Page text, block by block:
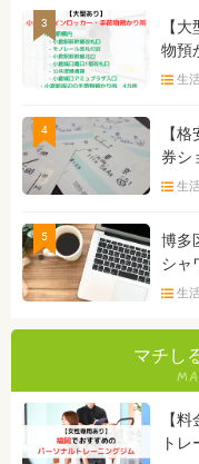
3
【
物預
生
4
【
券シ
生
5
博多
シャ
生
マチし
【
ト